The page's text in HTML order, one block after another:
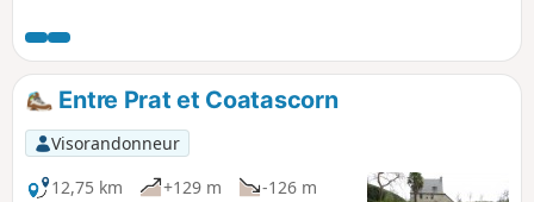
bien aménagé, puis un retour vers
Landebaëron sur une route peu fréquentée
offrant une large vue sur la campagne
bretonne.
Entre Prat et Coatascorn
Visorandonneur
12,75 km
+129 m
-126 m